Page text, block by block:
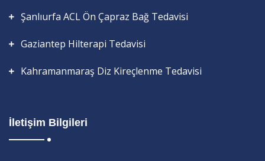
Şanlıurfa ACL Ön Çapraz Bağ Tedavisi
Gaziantep Hilterapi Tedavisi
Kahramanmaraş Diz Kireçlenme Tedavisi
İletişim Bilgileri